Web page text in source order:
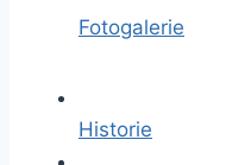
Fotogalerie
Historie